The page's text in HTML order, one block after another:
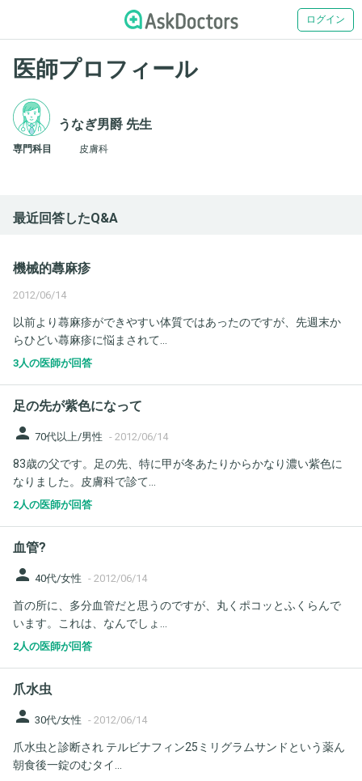
ログイン
医師プロフィール
うなぎ男爵 先生
専門科目 皮膚科
最近回答したQ&A
機械的蕁麻疹
2012/06/14
以前より蕁麻疹ができやすい体質ではあったのですが、先週末か
らひどい蕁麻疹に悩まされて...
3人の医師が回答
足の先が紫色になって
person 70代以上/男性 - 2012/06/14
83歳の父です。足の先、特に甲が冬あたりからかなり濃い紫色に
なりました。皮膚科で診て...
2人の医師が回答
血管?
person 40代/女性 - 2012/06/14
首の所に、多分血管だと思うのですが、丸くポコッとふくらんで
います。これは、なんでしょ...
2人の医師が回答
爪水虫
person 30代/女性 - 2012/06/14
爪水虫と診断され テルビナフィン25ミリグラムサンドという薬ん
朝食後一錠のむタイ...